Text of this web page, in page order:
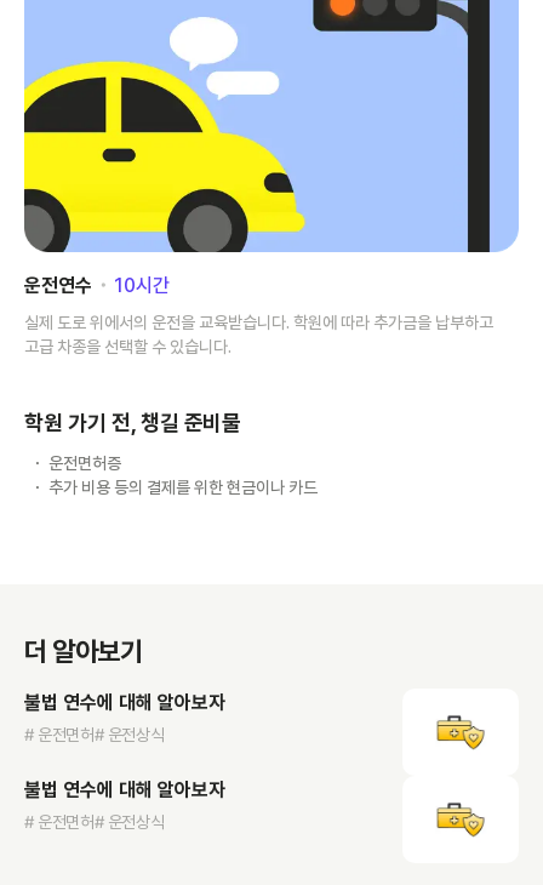
운전연수 ･ 10시간
실제 도로 위에서의 운전을 교육받습니다. 학원에 따라 추가금을 납부하고
고급 차종을 선택할 수 있습니다.
학원 가기 전, 챙길 준비물
운전면허증
추가 비용 등의 결제를 위한 현금이나 카드
더 알아보기
불법 연수에 대해 알아보자
# 운전면허# 운전상식
불법 연수에 대해 알아보자
# 운전면허# 운전상식